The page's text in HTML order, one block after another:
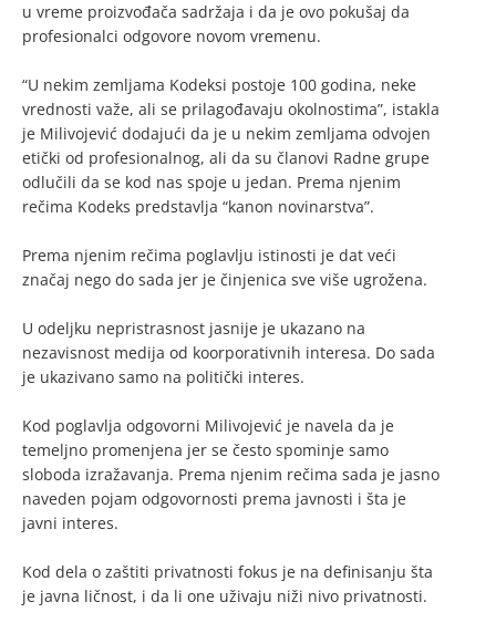
u vreme proizvođača sadržaja i da je ovo pokušaj da
profesionalci odgovore novom vremenu.
“U nekim zemljama Kodeksi postoje 100 godina, neke
vrednosti važe, ali se prilagođavaju okolnostima”, istakla
je Milivojević dodajući da je u nekim zemljama odvojen
etički od profesionalnog, ali da su članovi Radne grupe
odlučili da se kod nas spoje u jedan. Prema njenim
rečima Kodeks predstavlja “kanon novinarstva”.
Prema njenim rečima poglavlju istinosti je dat veći
značaj nego do sada jer je činjenica sve više ugrožena.
U odeljku nepristrasnost jasnije je ukazano na
nezavisnost medija od koorporativnih interesa. Do sada
je ukazivano samo na politički interes.
Kod poglavlja odgovorni Milivojević je navela da je
temeljno promenjena jer se često spominje samo
sloboda izražavanja. Prema njenim rečima sada je jasno
naveden pojam odgovornosti prema javnosti i šta je
javni interes.
Kod dela o zaštiti privatnosti fokus je na definisanju šta
je javna ličnost, i da li one uživaju niži nivo privatnosti.